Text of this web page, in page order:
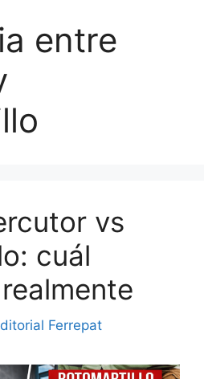
entre
vs
cuál
Ferrepat